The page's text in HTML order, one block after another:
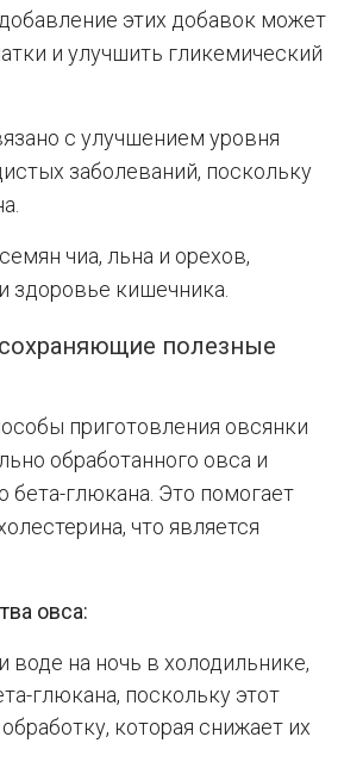
этих добавок может
и улучшить гликемический
с улучшением уровня
заболеваний, поскольку
чиа, льна и орехов,
здоровье кишечника.
полезные
приготовления овсянки
обработанного овса и
бета-глюкана. Это помогает
что является
овса:
на ночь в холодильнике,
глюкана, поскольку этот
которая снижает их